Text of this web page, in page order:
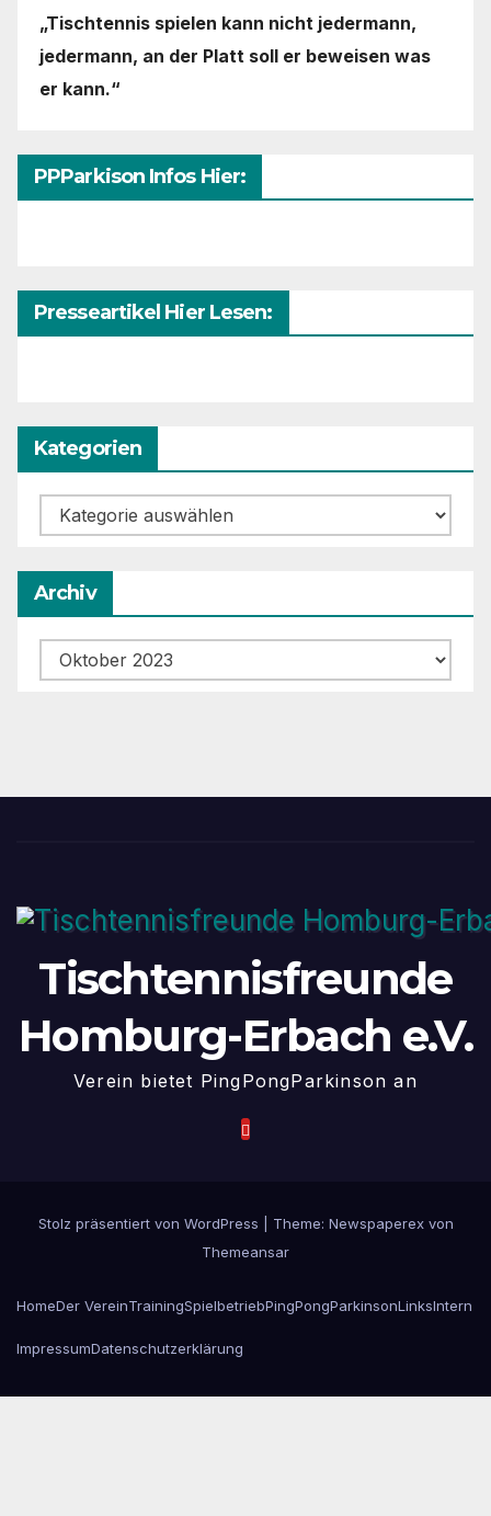
„Tischtennis spielen kann nicht jedermann,
jedermann, an der Platt soll er beweisen was
er kann.“
PPParkison Infos Hier:
Presseartikel Hier Lesen:
Kategorien
Kategorien
Archiv
Archiv
Tischtennisfreunde
Homburg-Erbach e.V.
Verein bietet PingPongParkinson an
Stolz präsentiert von WordPress
Theme: Newspaperex von
Themeansar
HomeDer VereinTrainingSpielbetriebPingPongParkinsonLinksIntern
ImpressumDatenschutzerklärung